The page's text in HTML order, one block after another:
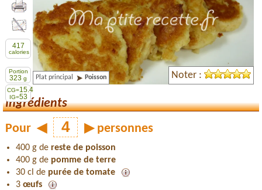
Imprimer la recette
Partager cette recette
417
calories
Portion
323 g
CG=15.4
IG=53
Plat principal Poisson Noter :
Ingrédients
Pour ◀ ▶ personnes
400 g de reste de poisson
400 g de pomme de terre
30 cl de purée de tomate
3 œufs